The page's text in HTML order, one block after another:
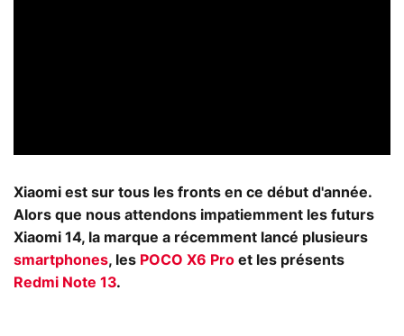
Xiaomi est sur tous les fronts en ce début d'année.
Alors que nous attendons impatiemment les futurs
Xiaomi 14, la marque a récemment lancé plusieurs
smartphones, les POCO X6 Pro et les présents
Redmi Note 13.